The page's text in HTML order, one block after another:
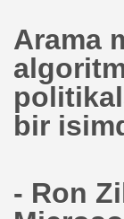
Arama
bir
- Ron
-